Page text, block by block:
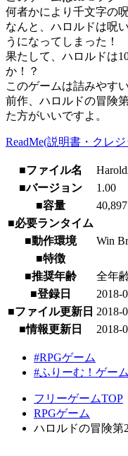
何者かにより千文字の
なんと、ハロルドは呪
うになってしまった！
果たして、ハロルドは
か！？
このゲームは詰みやす
前作、ハロルドの冒険
た方がいいですよ。
ReadMe(説明書・クレ
■ファイル名
■バージョン
1.00
■容量
■必要ランタイム
■動作環境
Win
■特徴
■推奨年齢
全年
■登録日
2018-
■ファイル更新日 2018-
■情報更新日
2018-
#RPGゲーム
#ふりーむ！ゲー
フリーゲームTOP
RPGゲーム
ハロルドの冒険第